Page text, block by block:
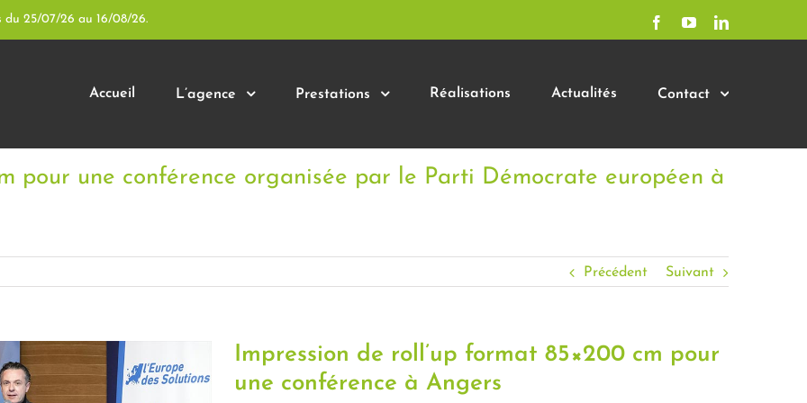
du 25/07/26 au 16/08/26. FacebookYouTubeLinkedIn
Accueil L’agence Prestations Réalisations Actualités Contact
pour une conférence organisée par le Parti Démocrate européen à
Précédent Suivant
Impression de roll’up format 85×200 cm pour
une conférence à Angers